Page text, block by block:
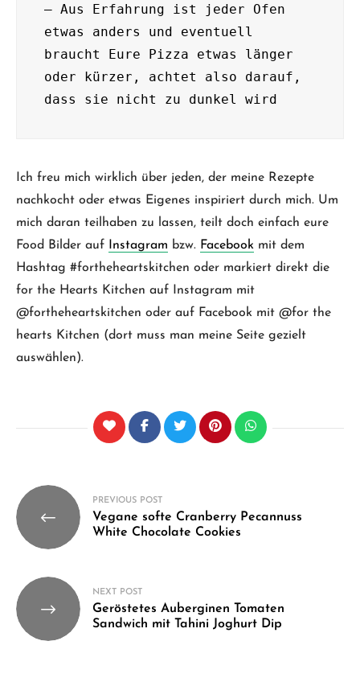
– Aus Erfahrung ist jeder Ofen
etwas anders und eventuell
braucht Eure Pizza etwas länger
oder kürzer, achtet also darauf,
dass sie nicht zu dunkel wird
Ich freu mich wirklich über jeden, der meine Rezepte
nachkocht oder etwas Eigenes inspiriert durch mich. Um
mich daran teilhaben zu lassen, teilt doch einfach eure
Food Bilder auf Instagram bzw. Facebook mit dem
Hashtag #fortheheartskitchen oder markiert direkt die
for the Hearts Kitchen auf Instagram mit
@fortheheartskitchen oder auf Facebook mit @for the
hearts Kitchen (dort muss man meine Seite gezielt
auswählen).
Beitragsnavigation
PREVIOUS POST
Vegane softe Cranberry Pecannuss
White Chocolate Cookies
NEXT POST
Geröstetes Auberginen Tomaten
Sandwich mit Tahini Joghurt Dip